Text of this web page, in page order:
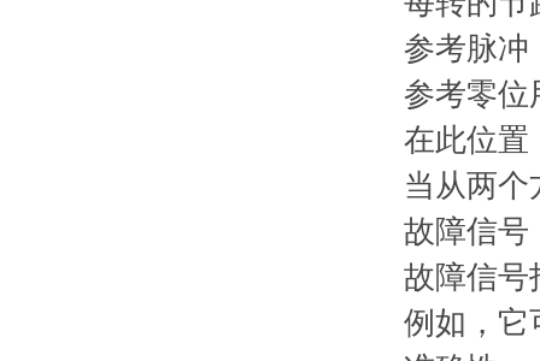
参考脉冲
参考零位
在此位置
当从两个
故障信号
故障信号
例如，它